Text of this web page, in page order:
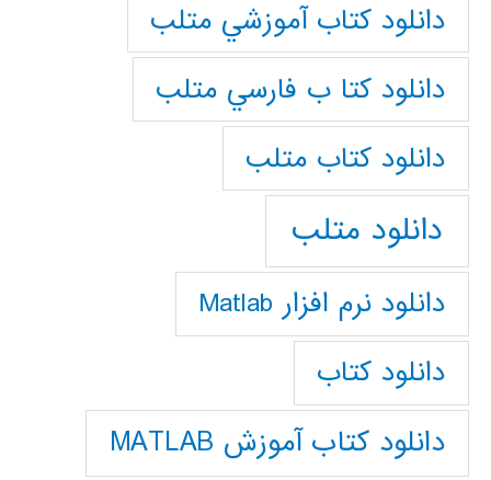
دانلود كتاب آموزشي متلب
دانلود كتا ب فارسي متلب
دانلود كتاب متلب
دانلود متلب
دانلود نرم افزار Matlab
دانلود کتاب
دانلود کتاب آموزش MATLAB